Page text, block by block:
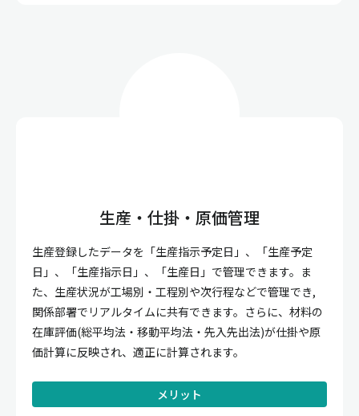
生産・仕掛・原価管理
生産登録したデータを「生産指示予定日」、「生産予定
日」、「生産指示日」、「生産日」で管理できます。ま
た、生産状況が工場別・工程別や次行程などで管理でき,
関係部署でリアルタイムに共有できます。さらに、材料の
在庫評価(総平均法・移動平均法・先入先出法)が仕掛や原
価計算に反映され、適正に計算されます。
メリット